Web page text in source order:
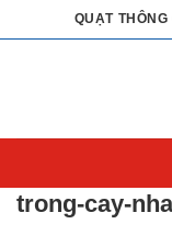
to
QUẠT THÔNG
trong-cay-